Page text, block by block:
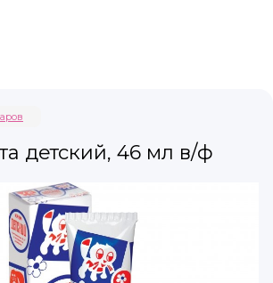
детский, 46 мл в/ф